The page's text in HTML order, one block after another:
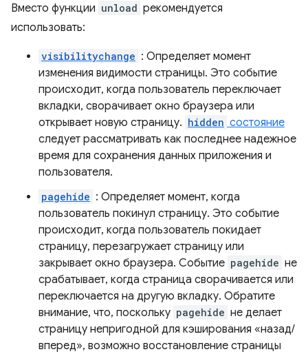
Вместо функции unload рекомендуется
использовать:
visibilitychange : Определяет момент
изменения видимости страницы. Это событие
происходит, когда пользователь переключает
вкладки, сворачивает окно браузера или
открывает новую страницу. hidden состояние
следует рассматривать как последнее надежное
время для сохранения данных приложения и
пользователя.
pagehide : Определяет момент, когда
пользователь покинул страницу. Это событие
происходит, когда пользователь покидает
страницу, перезагружает страницу или
закрывает окно браузера. Событие pagehide не
срабатывает, когда страница сворачивается или
переключается на другую вкладку. Обратите
внимание, что, поскольку pagehide не делает
страницу непригодной для кэширования «назад/
вперед», возможно восстановление страницы